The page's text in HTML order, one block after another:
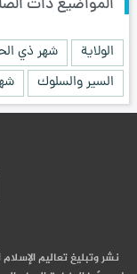
الولاية
شهر ذي
السير والسلوك
نشر وتبليغ تعاليم الإسلام